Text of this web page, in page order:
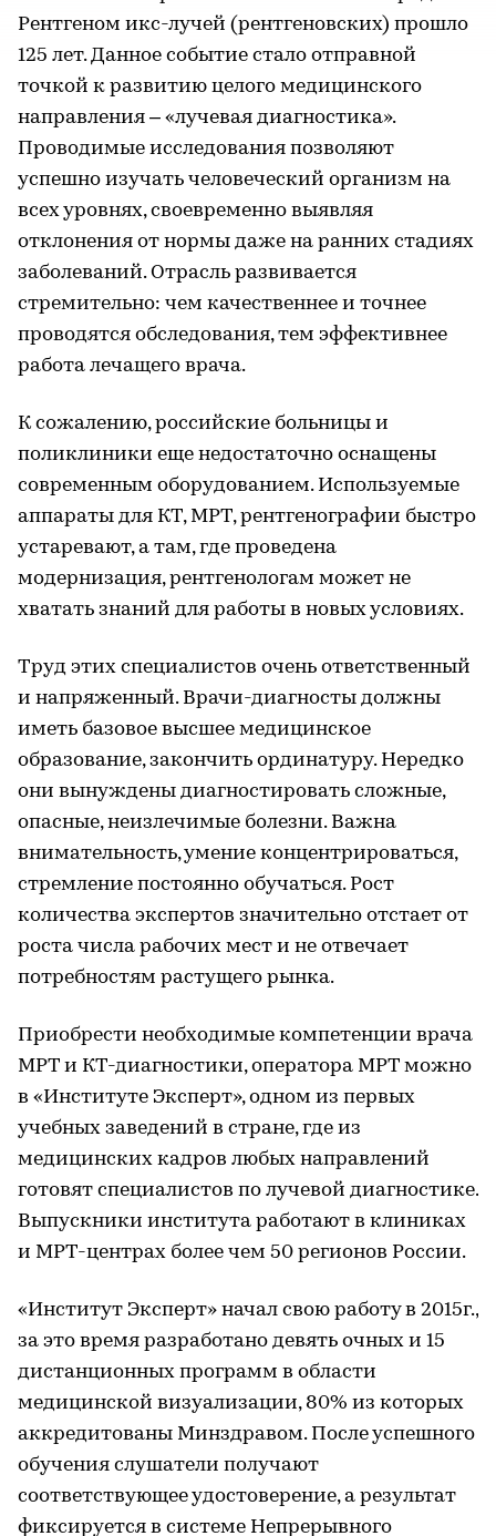
Рентгеном икс-лучей (рентгеновских) прошло
125 лет. Данное событие стало отправной
точкой к развитию целого медицинского
направления – «лучевая диагностика».
Проводимые исследования позволяют
успешно изучать человеческий организм на
всех уровнях, своевременно выявляя
отклонения от нормы даже на ранних стадиях
заболеваний. Отрасль развивается
стремительно: чем качественнее и точнее
проводятся обследования, тем эффективнее
работа лечащего врача.
К сожалению, российские больницы и
поликлиники еще недостаточно оснащены
современным оборудованием. Используемые
аппараты для КТ, МРТ, рентгенографии быстро
устаревают, а там, где проведена
модернизация, рентгенологам может не
хватать знаний для работы в новых условиях.
Труд этих специалистов очень ответственный
и напряженный. Врачи-диагносты должны
иметь базовое высшее медицинское
образование, закончить ординатуру. Нередко
они вынуждены диагностировать сложные,
опасные, неизлечимые болезни. Важна
внимательность, умение концентрироваться,
стремление постоянно обучаться. Рост
количества экспертов значительно отстает от
роста числа рабочих мест и не отвечает
потребностям растущего рынка.
Приобрести необходимые компетенции врача
МРТ и КТ-диагностики, оператора МРТ можно
в «Институте Эксперт», одном из первых
учебных заведений в стране, где из
медицинских кадров любых направлений
готовят специалистов по лучевой диагностике.
Выпускники института работают в клиниках
и МРТ-центрах более чем 50 регионов России.
«Институт Эксперт» начал свою работу в 2015г.,
за это время разработано девять очных и 15
дистанционных программ в области
медицинской визуализации, 80% из которых
аккредитованы Минздравом. После успешного
обучения слушатели получают
соответствующее удостоверение, а результат
фиксируется в системе Непрерывного